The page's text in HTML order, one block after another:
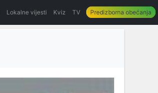
Lokalne vijesti Kviz TV Predizborna obećanja